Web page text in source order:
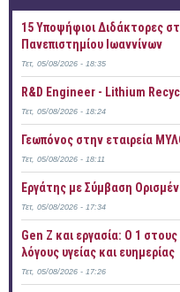
15 Υποψήφιοι Διδάκτορες
Πανεπιστημίου Ιωαννίνων
Τετ, 05/08/2026 - 18:35
R&D Engineer - Lithium
Τετ, 05/08/2026 - 18:24
Γεωπόνος στην εταιρεία
Τετ, 05/08/2026 - 18:11
Εργάτης με Σύμβαση
Τετ, 05/08/2026 - 17:34
Gen Z και εργασία: Ο 1
λόγους υγείας και ευημερίας
Τετ, 05/08/2026 - 17:26